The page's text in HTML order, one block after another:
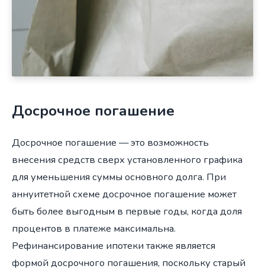
Досрочное погашение
Досрочное погашение — это возможность
внесения средств сверх установленного графика
для уменьшения суммы основного долга. При
аннуитетной схеме досрочное погашение может
быть более выгодным в первые годы, когда доля
процентов в платеже максимальна.
Рефинансирование ипотеки также является
формой досрочного погашения, поскольку старый